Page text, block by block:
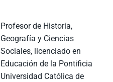
Profesor de Historia,
Geografía y Ciencias
Sociales, licenciado en
Educación de la Pontificia
Universidad Católica de